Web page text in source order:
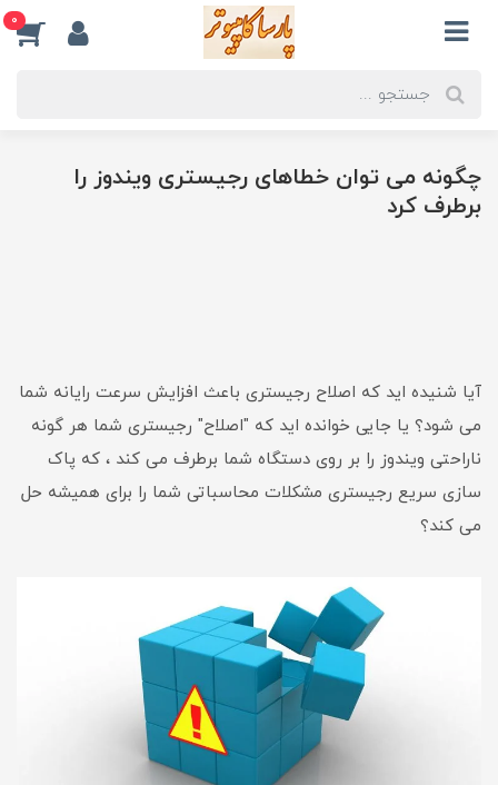
0
چگونه می توان خطاهای رجیستری ویندوز را
برطرف کرد
آیا شنیده اید که اصلاح رجیستری باعث افزایش سرعت رایانه شما
می شود؟ یا جایی خوانده اید که "اصلاح" رجیستری شما هر گونه
ناراحتی ویندوز را بر روی دستگاه شما برطرف می کند ، که پاک
سازی سریع رجیستری مشکلات محاسباتی شما را برای همیشه حل
می کند؟